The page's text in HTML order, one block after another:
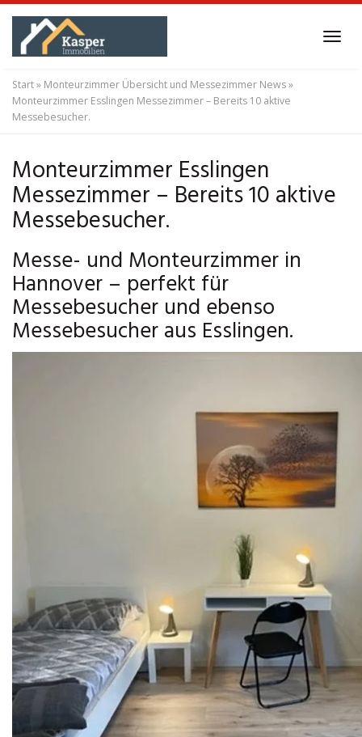
Skip
main
content
Start» Monteurzimmer Übersicht und Messezimmer News»
Monteurzimmer Esslingen Messezimmer – Bereits 10 aktive
Messebesucher.
Monteurzimmer Esslingen
Messezimmer – Bereits 10 aktive
Messebesucher.
Messe- und Monteurzimmer in
Hannover – perfekt für
Messebesucher und ebenso
Messebesucher aus Esslingen.